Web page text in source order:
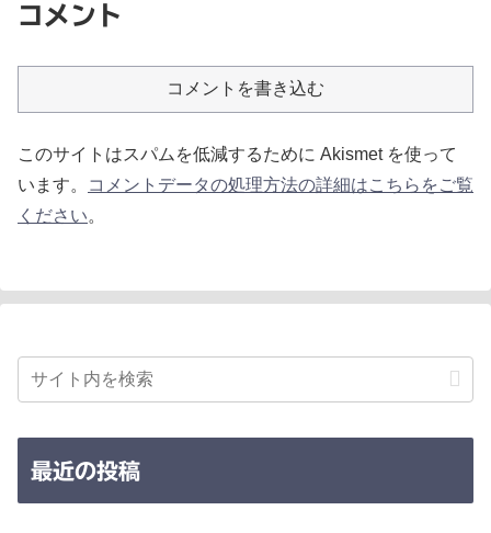
コメント
コメントを書き込む
このサイトはスパムを低減するために Akismet を使って
います。
コメントデータの処理方法の詳細はこちらをご覧
ください。
最近の投稿